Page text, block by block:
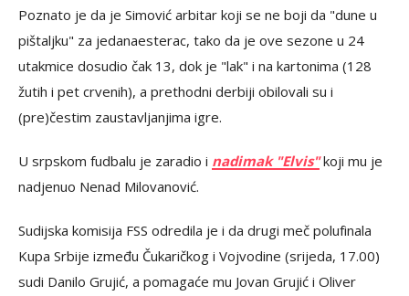
Poznato je da je Simović arbitar koji se ne boji da "dune u
pištaljku" za jedanaesterac, tako da je ove sezone u 24
utakmice dosudio čak 13, dok je "lak" i na kartonima (128
žutih i pet crvenih), a prethodni derbiji obilovali su i
(pre)čestim zaustavljanjima igre.
U srpskom fudbalu je zaradio i nadimak "Elvis"koji mu je
nadjenuo Nenad Milovanović.
Sudijska komisija FSS odredila je i da drugi meč polufinala
Kupa Srbije između Čukaričkog i Vojvodine (srijeda, 17.00)
sudi Danilo Grujić, a pomagaće mu Jovan Grujić i Oliver